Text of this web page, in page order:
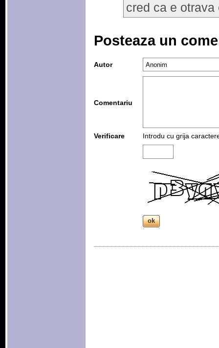
cred ca e otrava
Posteaza un
Autor
Comentariu
Verificare Introdu cu grija